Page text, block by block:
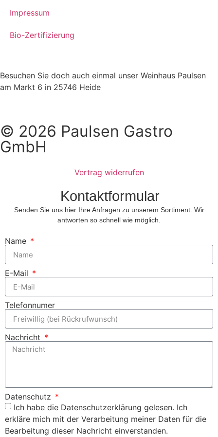
Impressum
Bio-Zertifizierung
Besuchen Sie doch auch einmal unser Weinhaus Paulsen
am Markt 6 in 25746 Heide
© 2026 Paulsen Gastro
GmbH
Vertrag widerrufen
Kontaktformular
Senden Sie uns hier Ihre Anfragen zu unserem Sortiment. Wir
antworten so schnell wie möglich.
Name
E-Mail
Telefonnumer
Nachricht
Datenschutz
Ich habe die Datenschutzerklärung gelesen. Ich
erkläre mich mit der Verarbeitung meiner Daten für die
Bearbeitung dieser Nachricht einverstanden.